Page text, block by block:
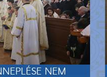
NEM